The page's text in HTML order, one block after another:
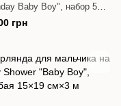
Baby Boy", набор 5
грн